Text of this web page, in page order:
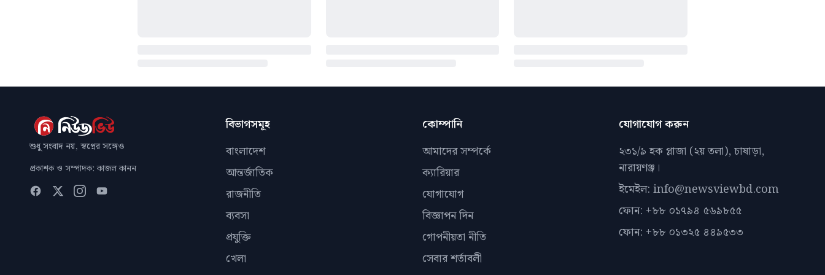
শুধু সংবাদ নয়, স্বপ্নের সঙ্গেও
প্রকাশক ও সম্পাদক: কাজল কানন
বিভাগসমূহ
বাংলাদেশ
আন্তর্জাতিক
রাজনীতি
ব্যবসা
প্রযুক্তি
খেলা
কোম্পানি
আমাদের সম্পর্কে
ক্যারিয়ার
যোগাযোগ
বিজ্ঞাপন দিন
গোপনীয়তা নীতি
সেবার শর্তাবলী
যোগাযোগ করুন
২৩১/৯ হক প্লাজা (২য় তলা), চাষাড়া,
নারায়ণঞ্জ।
ইমেইল: info@newsviewbd.com
ফোন: +৮৮ ০১৭৯৪ ৫৬৯৮৫৫
ফোন: +৮৮ ০১৩২৫ ৪৪৯৫৩৩